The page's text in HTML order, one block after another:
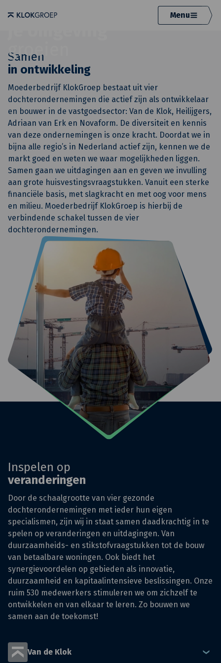
Menu
Laat
groeien
Samen
in ontwikkeling
Moederbedrijf KlokGroep bestaat uit vier
dochterondernemingen die actief zijn als ontwikkelaar
en bouwer in de vastgoedsector: Van de Klok, Heilijgers,
Adriaan van Erk en Novaform. De diversiteit en kennis
van deze ondernemingen is onze kracht. Doordat we in
bijna alle regio’s in Nederland actief zijn, kennen we de
markt goed en weten we waar mogelijkheden liggen.
Samen gaan we uitdagingen aan en geven we invulling
aan grote huisvestingsvraagstukken. Vanuit een sterke
financiële basis, met slagkracht en met oog voor mens
en milieu. Moederbedrijf KlokGroep is hierbij de
verbindende schakel tussen de vier
dochterondernemingen.
Inspelen op
veranderingen
Door de schaalgrootte van vier gezonde
dochterondernemingen met ieder hun eigen
specialismen, zijn wij in staat samen daadkrachtig in te
spelen op veranderingen en uitdagingen. Van
duurzaamheids- en stikstofvraagstukken tot de bouw
van betaalbare woningen. Ook biedt het
synergievoordelen op gebieden als innovatie,
duurzaamheid en kapitaalintensieve beslissingen. Onze
ruim 530 medewerkers stimuleren we om zichzelf te
ontwikkelen en van elkaar te leren. Zo bouwen we
samen aan de toekomst!
Van de Klok